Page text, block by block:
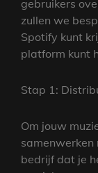
gebruikers
zullen we
Spotify kunt
platform kunt
Stap 1:
Om jouw
bedrijf dat je